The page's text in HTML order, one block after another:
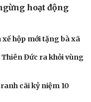
hoạt động
xế hộp mới tặng bà xã
Đức ra khỏi vùng
cãi kỷ niệm 10